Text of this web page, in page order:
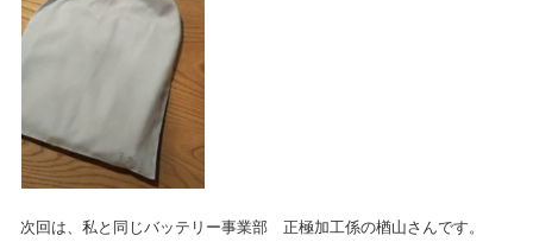
次回は、私と同じバッテリー事業部 正極加工係の楢山さんです。